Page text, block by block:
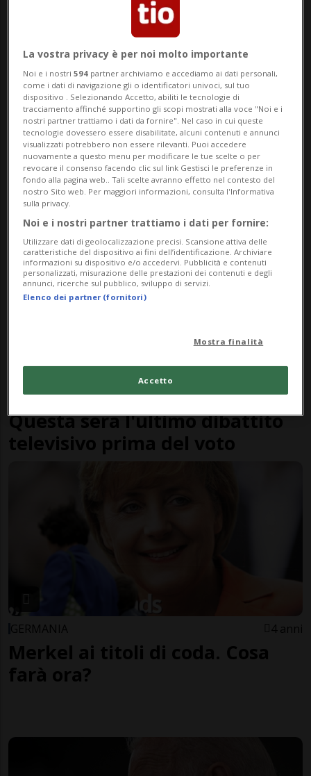
GERMANIA 4 anni
Oggi in Germania si decide il
volto del dopo-Merkel
GERMANIA 4 anni
Questa sera l'ultimo dibattito
televisivo prima del voto
GERMANIA 4 anni
Merkel ai titoli di coda. Cosa
farà ora?
La vostra privacy è per noi molto importante
Noi e i nostri594 partner archiviamo e accediamo ai dati personali,
come i dati di navigazione gli o identificatori univoci, sul tuo
dispositivo . Selezionando Accetto, abiliti le tecnologie di
tracciamento affinché supportino gli scopi mostrati alla voce "Noi e i
nostri partner trattiamo i dati da fornire". Nel caso in cui queste
tecnologie dovessero essere disabilitate, alcuni contenuti e annunci
visualizzati potrebbero non essere rilevanti. Puoi accedere
nuovamente a questo menu per modificare le tue scelte o per
revocare il consenso facendo clic sul link Gestisci le preferenze in
fondo alla pagina web.. Tali scelte avranno effetto nel contesto del
nostro Sito web. Per maggiori informazioni, consulta l'Informativa
sulla privacy.
Noi e i nostri partner trattiamo i dati per fornire:
Utilizzare dati di geolocalizzazione precisi. Scansione attiva delle
caratteristiche del dispositivo ai fini dell’identificazione. Archiviare
informazioni su dispositivo e/o accedervi. Pubblicità e contenuti
personalizzati, misurazione delle prestazioni dei contenuti e degli
annunci, ricerche sul pubblico, sviluppo di servizi.
Elenco dei partner (fornitori)
Mostra finalità
Accetto